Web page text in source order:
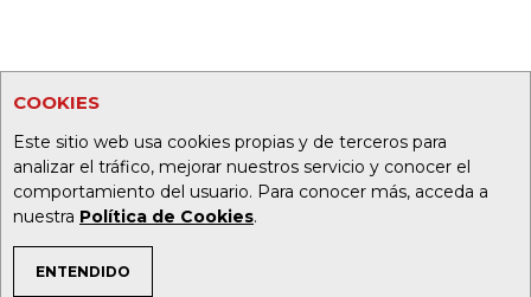
COOKIES
Este sitio web usa cookies propias y de terceros para
analizar el tráfico, mejorar nuestros servicio y conocer el
comportamiento del usuario. Para conocer más, acceda a
nuestra Política de Cookies.
ENTENDIDO
TEMAS DE INTERÉS